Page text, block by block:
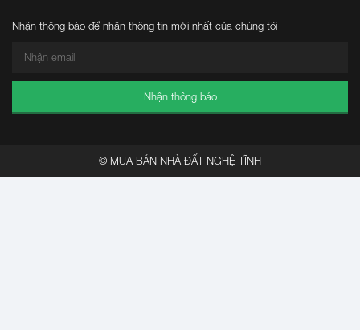
Nhận thông báo để nhận thông tin mới nhất của chúng tôi
Nhận thông báo
© MUA BÁN NHÀ ĐẤT NGHỆ TĨNH